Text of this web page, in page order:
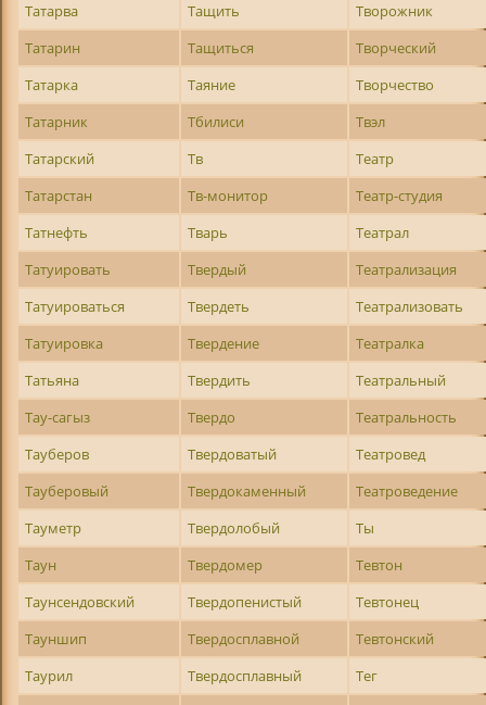
Татарва
Тащить
Творожник
Татарин
Тащиться
Творческий
Татарка
Таяние
Творчество
Татарник
Тбилиси
Твэл
Татарский
Тв
Театр
Татарстан
Тв-монитор
Театр-студия
Татнефть
Тварь
Театрал
Татуировать
Твердый
Театрализация
Татуироваться
Твердеть
Театрализовать
Татуировка
Твердение
Театралка
Татьяна
Твердить
Театральный
Тау-сагыз
Твердо
Театральность
Тауберов
Твердоватый
Театровед
Тауберовый
Твердокаменный
Театроведение
Тауметр
Твердолобый
Ты
Таун
Твердомер
Тевтон
Таунсендовский
Твердопенистый
Тевтонец
Тауншип
Твердосплавной
Тевтонский
Таурил
Твердосплавный
Тег